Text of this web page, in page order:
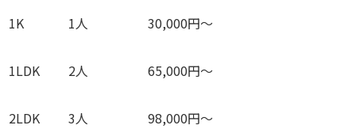
1K 1人 30,000円～
1LDK 2人 65,000円～
2LDK 3人 98,000円～